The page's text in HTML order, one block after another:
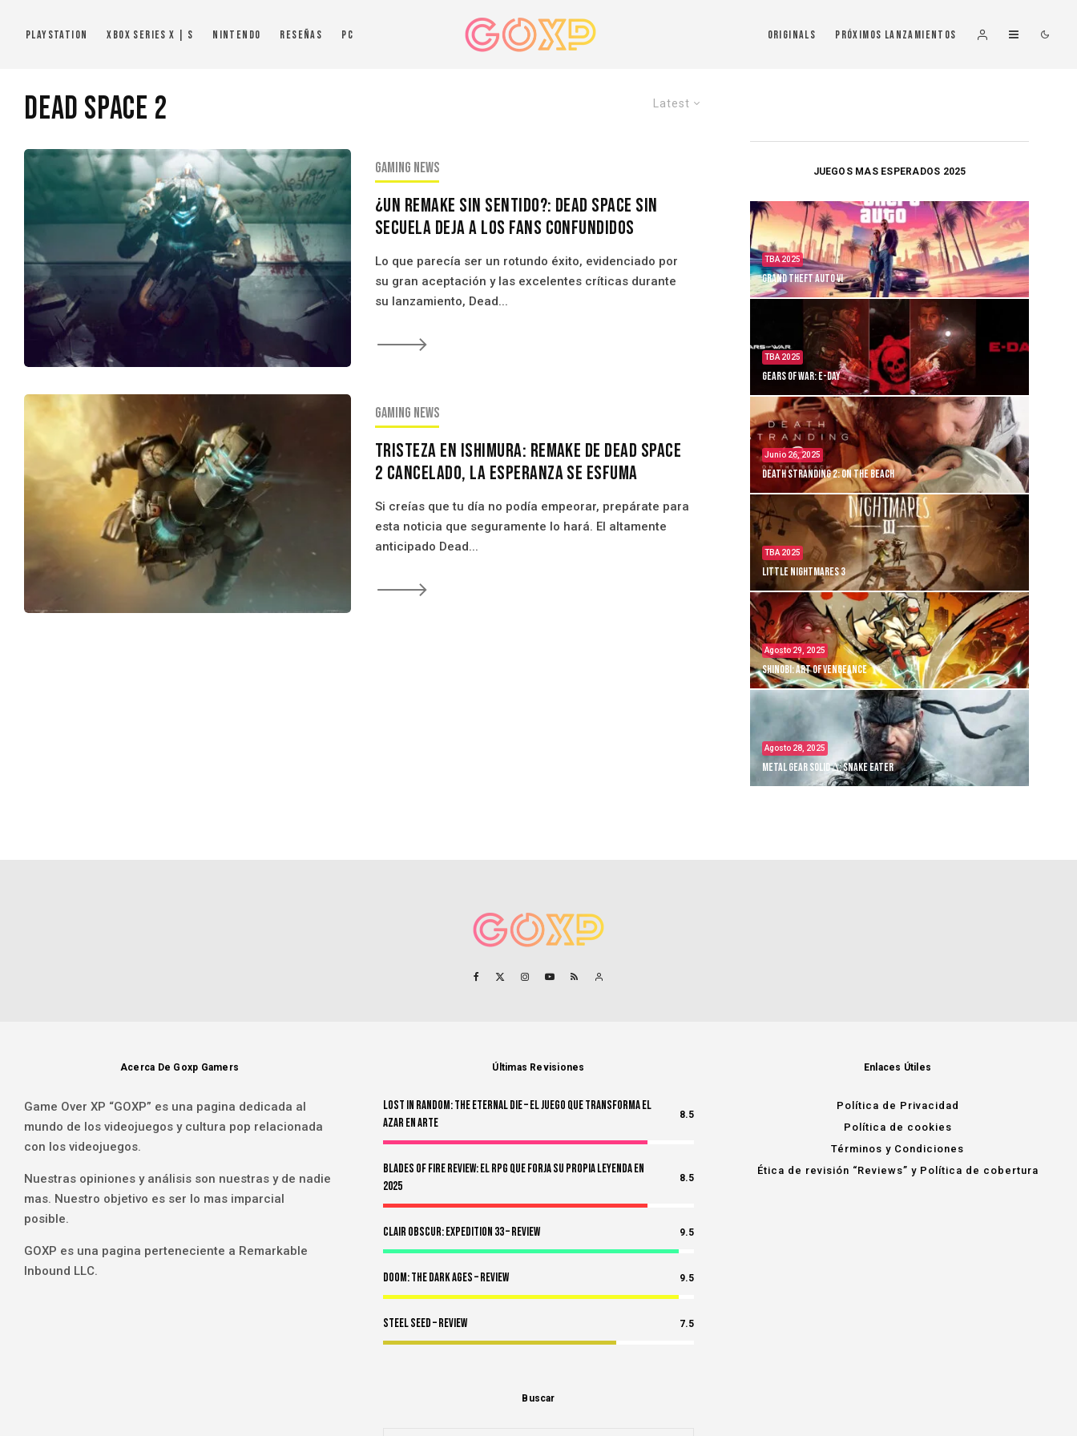
PlayStation Xbox Series X | S Nintendo Reseñas PC Originals Próximos Lanzamientos
Latest
Dead Space 2
Gaming news
¿Un remake sin sentido?: Dead Space sin
secuela deja a los fans confundidos
Lo que parecía ser un rotundo éxito, evidenciado por
su gran aceptación y las excelentes críticas durante
su lanzamiento, Dead...
🡒
Gaming news
Tristeza en Ishimura: Remake de Dead Space
2 Cancelado, La Esperanza Se Esfuma
Si creías que tu día no podía empeorar, prepárate para
esta noticia que seguramente lo hará. El altamente
anticipado Dead...
🡒
JUEGOS MAS ESPERADOS 2025
TBA 2025
Grand Theft Auto VI
TBA 2025
Gears of War: E-Day
Junio 26, 2025
Death Stranding 2: On the Beach
TBA 2025
Little Nightmares 3
Agosto 29, 2025
Shinobi: Art of Vengeance
Agosto 28, 2025
Metal Gear Solid Δ: Snake Eater
Acerca De Goxp Gamers
Game Over XP “GOXP” es una pagina dedicada al
mundo de los videojuegos y cultura pop relacionada
con los videojuegos.
Nuestras opiniones y análisis son nuestras y de nadie
mas. Nuestro objetivo es ser lo mas imparcial
posible.
GOXP es una pagina perteneciente a Remarkable
Inbound LLC.
Últimas Revisiones
Lost in Random: The Eternal Die – El Juego Que Transforma el
Azar en Arte
8.5
Blades of Fire Review: El RPG Que Forja Su Propia Leyenda en
2025
8.5
Clair Obscur: Expedition 33 – Review 9.5
Doom: The Dark Ages – Review 9.5
Steel Seed – Review 7.5
Buscar
Enlaces Útiles
Política de Privacidad
Política de cookies
Términos y Condiciones
Ética de revisión “Reviews” y Política de cobertura